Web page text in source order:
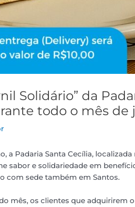
Solidário” da
todo o mês de
a Padaria Santa Cecília,
sabor e solidariedade em
com sede também em Santos.
mês, os clientes que